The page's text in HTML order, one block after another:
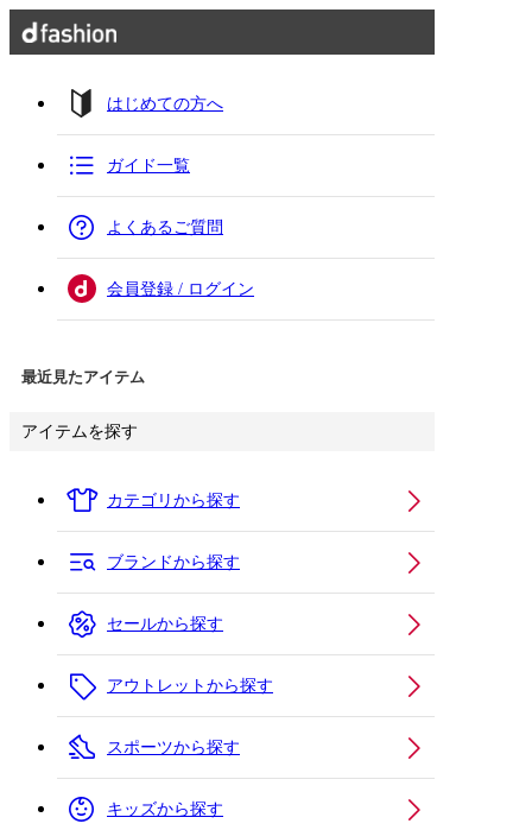
はじめての方へ
ガイド一覧
よくあるご質問
会員登録 / ログイン
最近見たアイテム
アイテムを探す
カテゴリから探す
ブランドから探す
セールから探す
アウトレットから探す
スポーツから探す
キッズから探す